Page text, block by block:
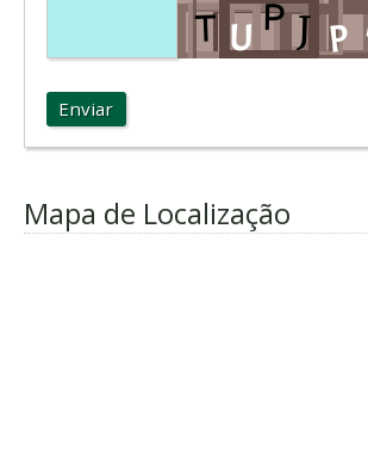
Enviar
Mapa de Localização